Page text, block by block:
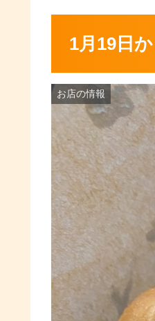
1月19日
お店の情報